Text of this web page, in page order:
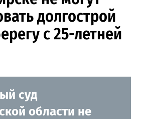
долгострой
с 25-летней
суд
области не